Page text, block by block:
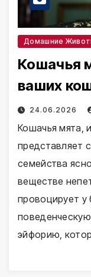
Домашние
Кошачья
ваших
24.06.2026
Кошачья мята,
представляет
семейства
веществе
провоцирует
эйфорию,